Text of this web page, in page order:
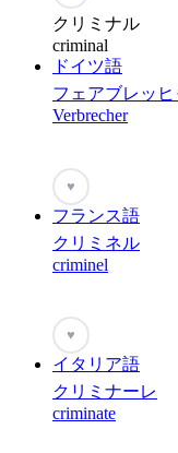
クリミナル
criminal
ドイツ語
フェアブレッヒ
Verbrecher
♥
フランス語
クリミネル
criminel
♥
イタリア語
クリミナーレ
criminate